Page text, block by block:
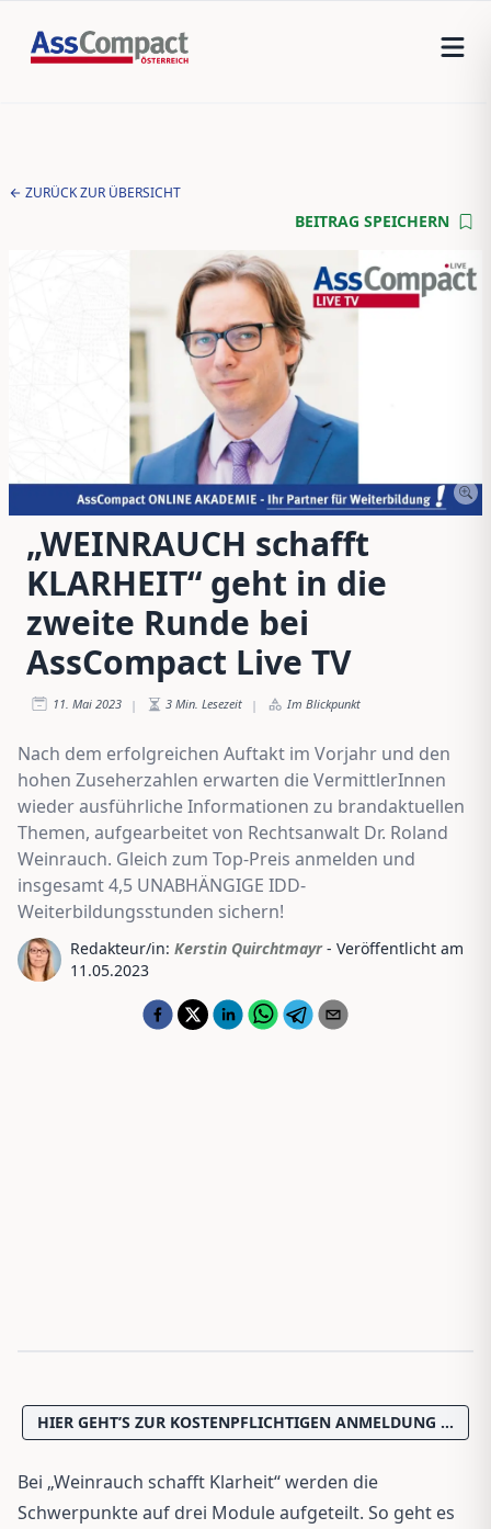
ZURÜCK ZUR ÜBERSICHT
BEITRAG SPEICHERN
„WEINRAUCH schafft
KLARHEIT“ geht in die
zweite Runde bei
AssCompact Live TV
11. Mai 2023 | 3 Min. Lesezeit | Im Blickpunkt
Nach dem erfolgreichen Auftakt im Vorjahr und den
hohen Zuseherzahlen erwarten die VermittlerInnen
wieder ausführliche Informationen zu brandaktuellen
Themen, aufgearbeitet von Rechtsanwalt Dr. Roland
Weinrauch. Gleich zum Top-Preis anmelden und
insgesamt 4,5 UNABHÄNGIGE IDD-
Weiterbildungsstunden sichern!
Redakteur/in: Kerstin Quirchtmayr - Veröffentlicht am
11.05.2023
HIER GEHT’S ZUR KOSTENPFLICHTIGEN ANMELDUNG …
Bei „Weinrauch schafft Klarheit“ werden die
Schwerpunkte auf drei Module aufgeteilt. So geht es